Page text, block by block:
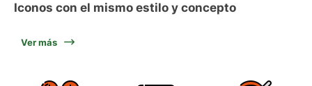
Iconos con el mismo estilo y concepto
Ver más